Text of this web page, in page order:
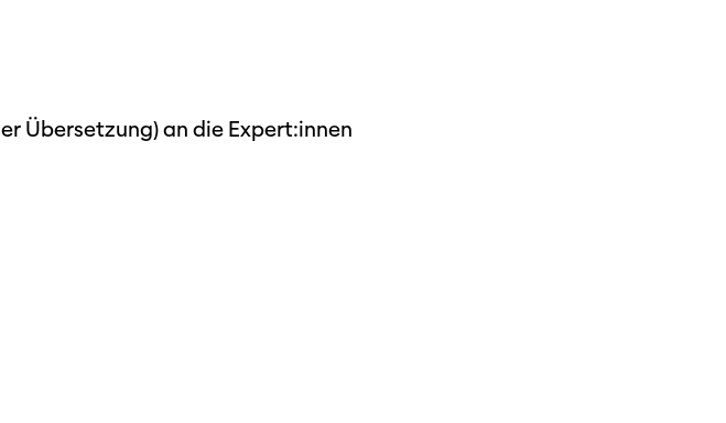
Browser.
Jahresberichte
Übersetzung) an die Expert:innen